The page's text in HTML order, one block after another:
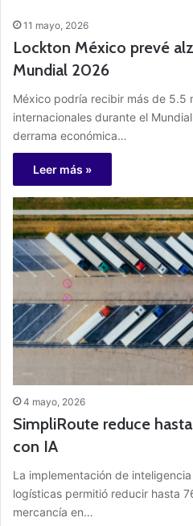
11 mayo, 2026
Lockton México prevé
Mundial 2026
México podría recibir más de 5.5
internacionales durante el
derrama económica…
Leer más »
4 mayo, 2026
SimpliRoute reduce
con IA
La implementación de
logísticas permitió reducir hasta
mercancía en…